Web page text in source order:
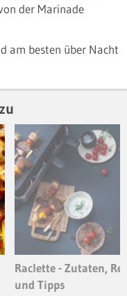
der Marinade
am besten über Nacht
Raclette - Zutaten,
und Tipps